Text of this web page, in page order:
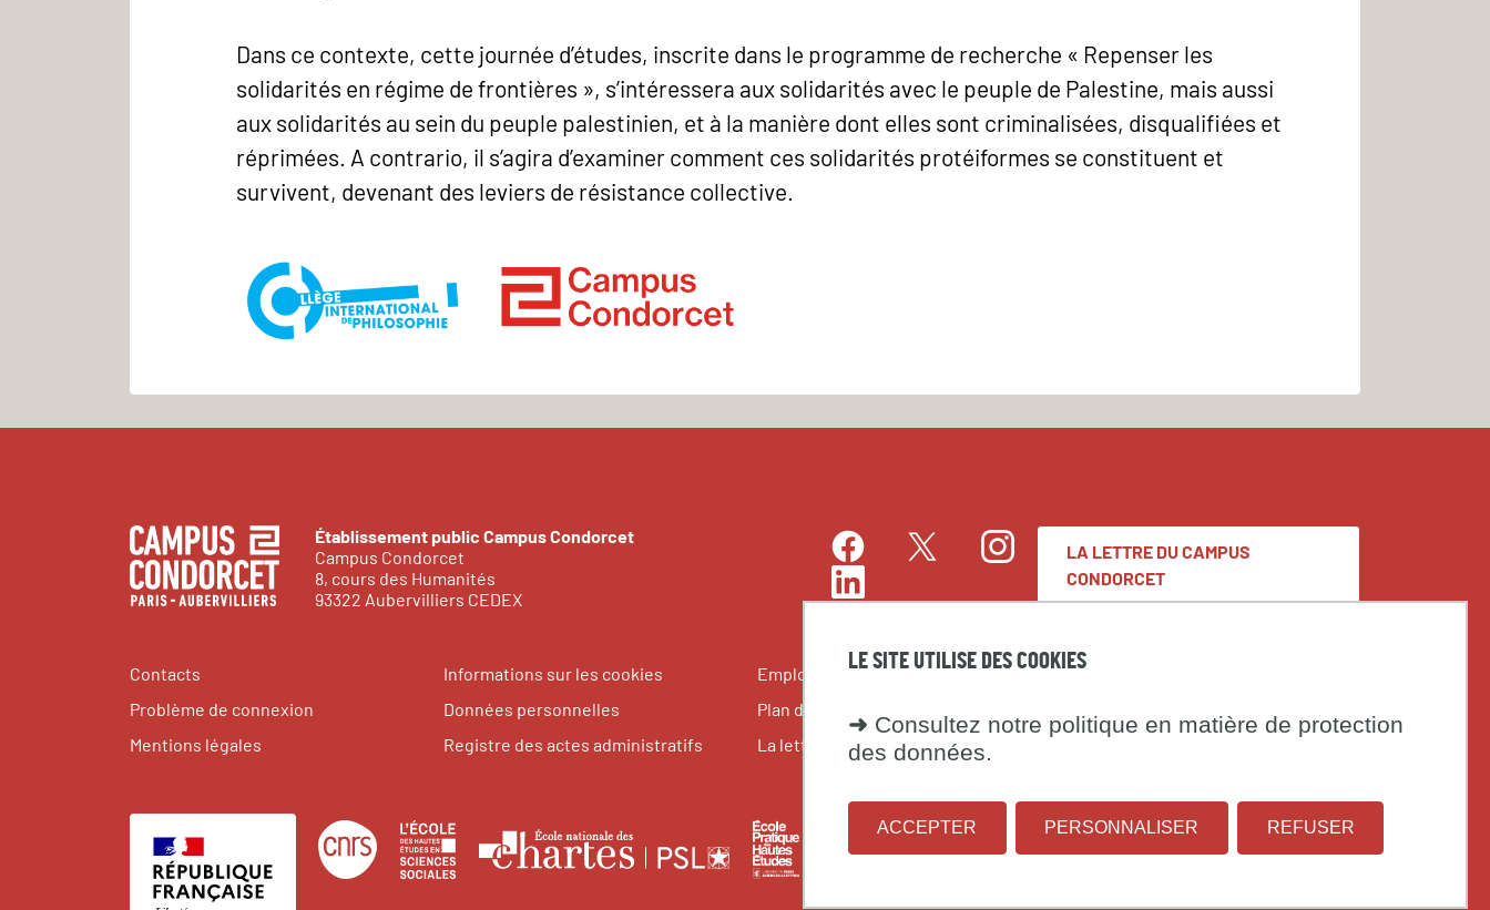
LE SITE UTILISE DES COOKIES
➜ Consultez notre politique en matière de protection
des données.
ACCEPTER REFUSER
PERSONNALISER
Dans ce contexte, cette journée d’études, inscrite dans le programme de recherche « Repenser les
solidarités en régime de frontières », s’intéressera aux solidarités avec le peuple de Palestine, mais aussi
aux solidarités au sein du peuple palestinien, et à la manière dont elles sont criminalisées, disqualifiées et
réprimées. A contrario, il s’agira d’examiner comment ces solidarités protéiformes se constituent et
survivent, devenant des leviers de résistance collective.
Établissement public Campus Condorcet
Campus Condorcet
8, cours des Humanités
93322 Aubervilliers CEDEX
FacebookTwitter
Instagram
LinkedIn
LA LETTRE DU CAMPUS
CONDORCET
Contacts
Problème de connexion
Mentions légales
Informations sur les cookies
Données personnelles
Registre des actes administratifs
Emplois et stages
Plan du site
La lettre du Campus Condorcet
Espace presse
Centre
national
École
des
École
nationale
École
pratique
Fondation
Institut
Université